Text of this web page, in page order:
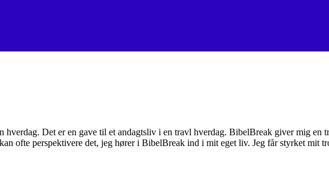
Det er en gave til et andagtsliv i en travl hverdag. BibelBreak giver mig en
ofte perspektivere det, jeg hører i BibelBreak ind i mit eget liv. Jeg får styrket mit